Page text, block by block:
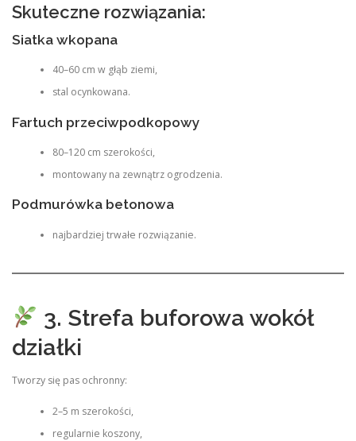
Skuteczne rozwiązania:
Siatka wkopana
40–60 cm w głąb ziemi,
stal ocynkowana.
Fartuch przeciwpodkopowy
80–120 cm szerokości,
montowany na zewnątrz ogrodzenia.
Podmurówka betonowa
najbardziej trwałe rozwiązanie.
3. Strefa buforowa wokół
działki
Tworzy się pas ochronny:
2–5 m szerokości,
regularnie koszony,